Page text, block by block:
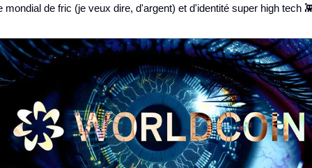
mondial de fric (je veux dire, d'argent) et d'identité super high tech